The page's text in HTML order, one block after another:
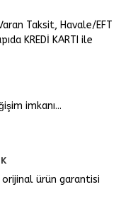
Taksit, Havale/EFT
KREDİ KARTI ile
imkanı...
orijinal ürün garantisi